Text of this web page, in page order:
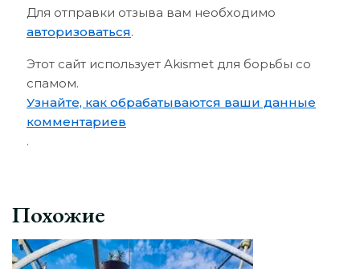
Для отправки отзыва вам необходимо
авторизоваться.
Этот сайт использует Akismet для борьбы со
спамом.
Узнайте, как обрабатываются ваши данные
комментариев
.
Похожие